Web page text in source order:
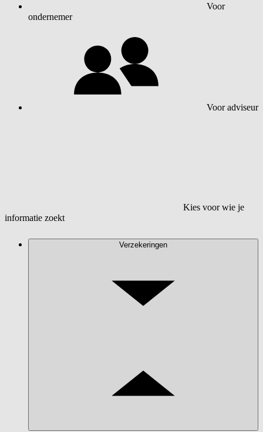
Voor
ondernemer
Voor adviseur
Kies voor wie je
informatie zoekt
Verzekeringen